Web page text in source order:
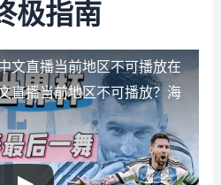
极指南
文直播当前地区不可播放在
直播当前地区不可播放？海